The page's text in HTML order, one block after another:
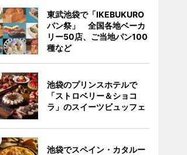
東武池袋で「IKEBUKURO
パン祭」 全国各地ベーカ
リー50店、ご当地パン100
種など
池袋のプリンスホテルで
「ストロベリー＆ショコ
ラ」のスイーツビュッフェ
池袋でスペイン・カタルー